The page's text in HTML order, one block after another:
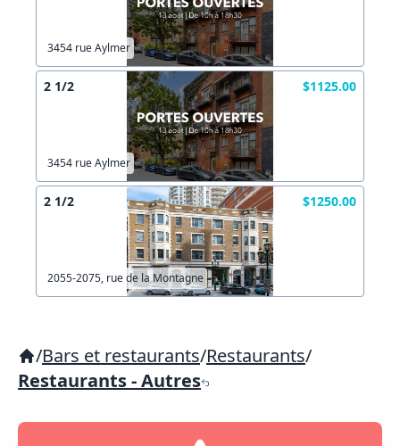
3454 rue Aylmer
2 1/2 $1125.00
3454 rue Aylmer
2 1/2 $1250.00
2055-2075, rue de la Montagne
/Bars et restaurants/Restaurants/
Restaurants - Autres